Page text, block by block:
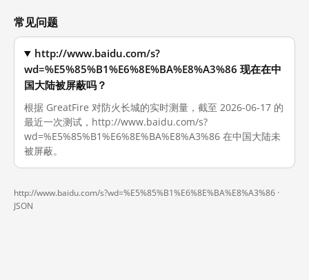
常见问题
http://www.baidu.com/s?
wd=%E5%85%B1%E6%8E%BA%E8%A3%86 现在在中
国大陆被屏蔽吗？
根据 GreatFire 对防火长城的实时测量，截至 2026-06-17 的
最近一次测试，http://www.baidu.com/s?
wd=%E5%85%B1%E6%8E%BA%E8%A3%86 在中国大陆未
被屏蔽。
http://www.baidu.com/s?wd=%E5%85%B1%E6%8E%BA%E8%A3%86 ·
JSON